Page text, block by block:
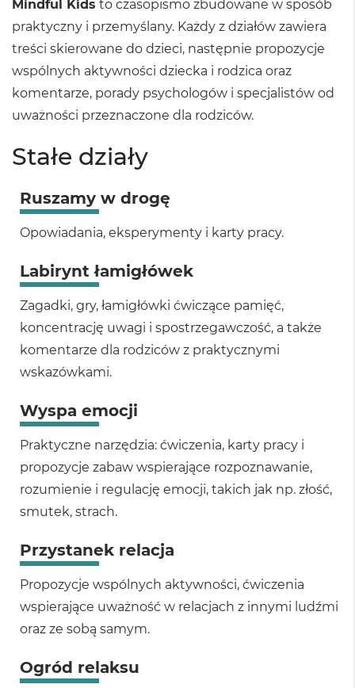
Mindful Kids to czasopismo zbudowane w sposób
praktyczny i przemyślany. Każdy z działów zawiera
treści skierowane do dzieci, następnie propozycje
wspólnych aktywności dziecka i rodzica oraz
komentarze, porady psychologów i specjalistów od
uważności przeznaczone dla rodziców.
Stałe działy
Ruszamy w drogę
Opowiadania, eksperymenty i karty pracy.
Labirynt łamigłówek
Zagadki, gry, łamigłówki ćwiczące pamięć,
koncentrację uwagi i spostrzegawczość, a także
komentarze dla rodziców z praktycznymi
wskazówkami.
Wyspa emocji
Praktyczne narzędzia: ćwiczenia, karty pracy i
propozycje zabaw wspierające rozpoznawanie,
rozumienie i regulację emocji, takich jak np. złość,
smutek, strach.
Przystanek relacja
Propozycje wspólnych aktywności, ćwiczenia
wspierające uważność w relacjach z innymi ludźmi
oraz ze sobą samym.
Ogród relaksu